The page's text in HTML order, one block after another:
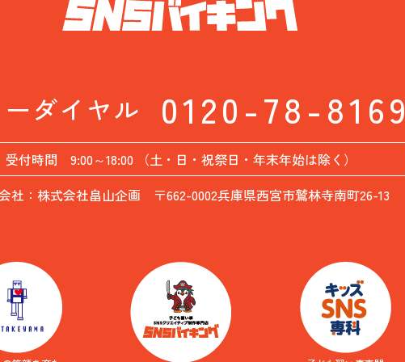
ダイヤル 0120-78-8169
受付時間 9:00～18:00 （土・日・祝祭日・年末年始は除く）
社：株式会社畠山企画 〒662-0002兵庫県西宮市鷲林寺南町26-13